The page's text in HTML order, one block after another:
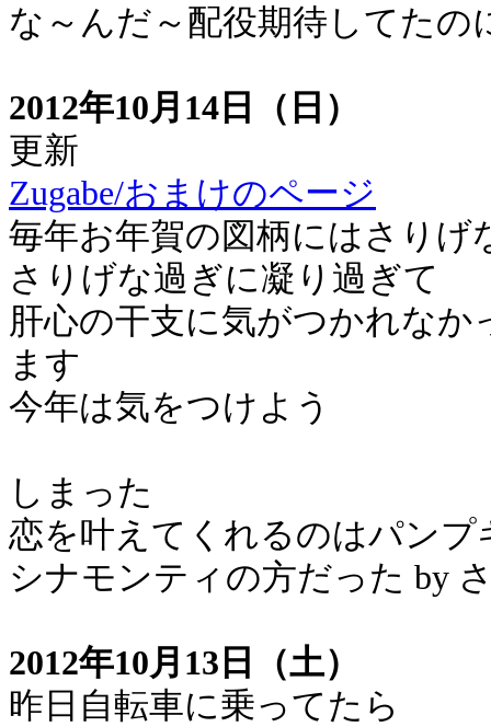
な～んだ～配役期待してたの
2012年10月14日（日）
更新
Zugabe/おまけのページ
毎年お年賀の図柄にはさり
さりげな過ぎに凝り過ぎて
肝心の干支に気がつかれな
ます
今年は気をつけよう
しまった
恋を叶えてくれるのはパン
シナモンティの方だった by
2012年10月13日（土）
昨日自転車に乗ってたら